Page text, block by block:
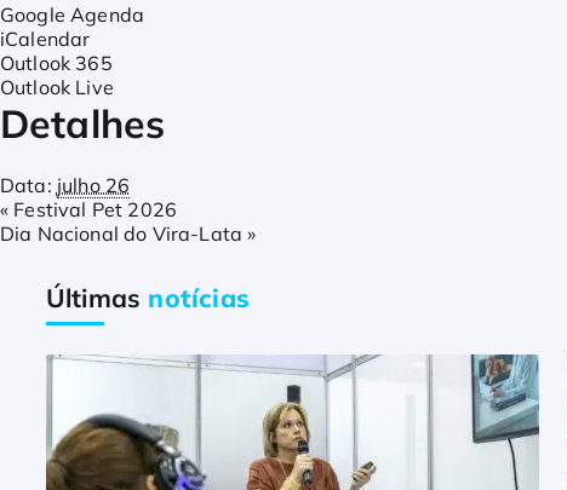
Google Agenda
iCalendar
Outlook 365
Outlook Live
Detalhes
Data: julho 26
« Festival Pet 2026
Dia Nacional do Vira-Lata»
Últimas notícias